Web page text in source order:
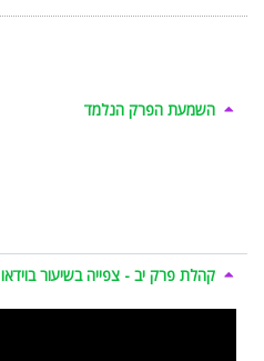
השמעת הפרק הנלמד
קהלת פרק יב - צפייה בשיעור בוידאו